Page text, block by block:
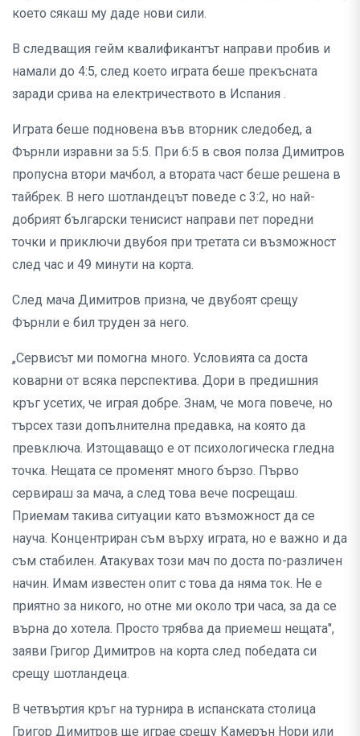
което сякаш му даде нови сили.
В следващия гейм квалификантът направи пробив и
намали до 4:5, след което играта беше прекъсната
заради срива на електричеството в Испания .
Играта беше подновена във вторник следобед, а
Фърнли изравни за 5:5. При 6:5 в своя полза Димитров
пропусна втори мачбол, а втората част беше решена в
тайбрек. В него шотландецът поведе с 3:2, но най-
добрият български тенисист направи пет поредни
точки и приключи двубоя при третата си възможност
след час и 49 минути на корта.
След мача Димитров призна, че двубоят срещу
Фърнли е бил труден за него.
„Сервисът ми помогна много. Условията са доста
коварни от всяка перспектива. Дори в предишния
кръг усетих, че играя добре. Знам, че мога повече, но
търсех тази допълнителна предавка, на която да
превключа. Изтощаващо е от психологическа гледна
точка. Нещата се променят много бързо. Първо
сервираш за мача, а след това вече посрещаш.
Приемам такива ситуации като възможност да се
науча. Концентриран съм върху играта, но е важно и да
съм стабилен. Атакувах този мач по доста по-различен
начин. Имам известен опит с това да няма ток. Не е
приятно за никого, но отне ми около три часа, за да се
върна до хотела. Просто трябва да приемеш нещата",
заяви Григор Димитров на корта след победата си
срещу шотландеца.
В четвъртия кръг на турнира в испанската столица
Григор Димитров ще играе срещу Камерън Нори или